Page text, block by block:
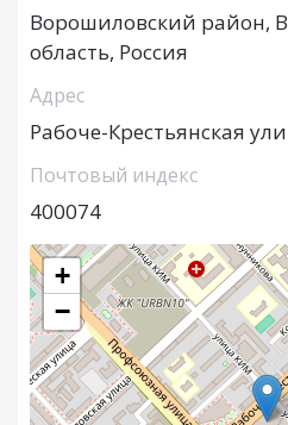
Ворошиловский район,
область, Россия
Адрес
Рабоче-Крестьянская
Почтовый индекс
400074
+
−